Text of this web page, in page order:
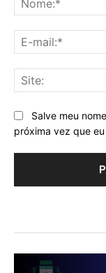
Salve meu
próxima vez que